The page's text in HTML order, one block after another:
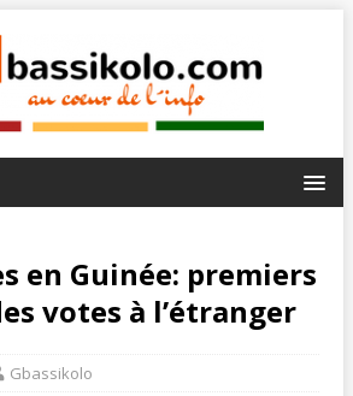
en Guinée: premiers
votes à l’étranger
Gbassikolo